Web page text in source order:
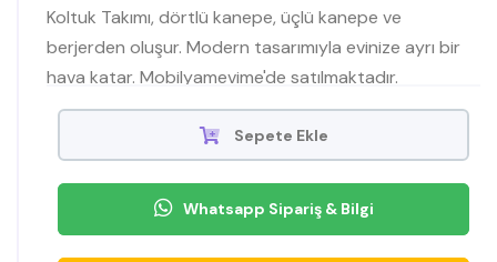
Koltuk Takımı, dörtlü kanepe, üçlü kanepe ve
berjerden oluşur. Modern tasarımıyla evinize ayrı bir
hava katar. Mobilyamevime'de satılmaktadır.
Sepete Ekle
Whatsapp Sipariş & Bilgi